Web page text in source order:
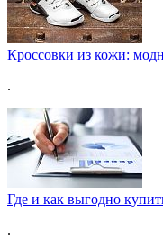
Кроссовки из кожи:
.
Где и как выгодно
.